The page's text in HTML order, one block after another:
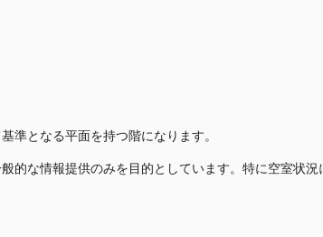
準となる平面を持つ階になります。
的な情報提供のみを目的としています。特に空室状